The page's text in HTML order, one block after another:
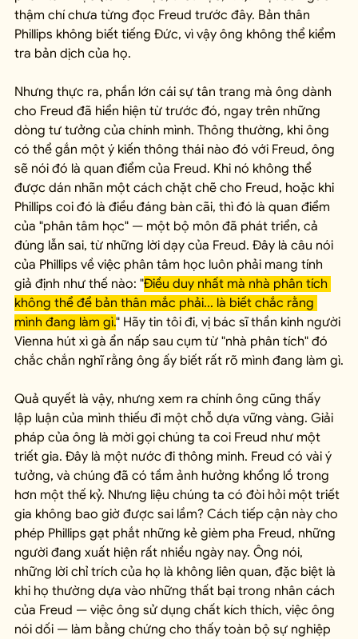
thậm chí chưa từng đọc Freud trước đây. Bản thân
Phillips không biết tiếng Đức, vì vậy ông không thể kiểm
tra bản dịch của họ.
Nhưng thực ra, phần lớn cái sự tân trang mà ông dành
cho Freud đã hiển hiện từ trước đó, ngay trên những
dòng tư tưởng của chính mình. Thông thường, khi ông
có thể gắn một ý kiến thông thái nào đó với Freud, ông
sẽ nói đó là quan điểm của Freud. Khi nó không thể
được dán nhãn một cách chặt chẽ cho Freud, hoặc khi
Phillips coi đó là điều đáng bàn cãi, thì đó là quan điểm
của "phân tâm học" — một bộ môn đã phát triển, cả
đúng lẫn sai, từ những lời dạy của Freud. Đây là câu nói
của Phillips về việc phân tâm học luôn phải mang tính
giả định như thế nào: "Điều duy nhất mà nhà phân tích
không thể để bản thân mắc phải... là biết chắc rằng
mình đang làm gì." Hãy tin tôi đi, vị bác sĩ thần kinh người
Vienna hút xì gà ẩn nấp sau cụm từ "nhà phân tích" đó
chắc chắn nghĩ rằng ông ấy biết rất rõ mình đang làm gì.
Quả quyết là vậy, nhưng xem ra chính ông cũng thấy
lập luận của mình thiếu đi một chỗ dựa vững vàng. Giải
pháp của ông là mời gọi chúng ta coi Freud như một
triết gia. Đây là một nước đi thông minh. Freud có vài ý
tưởng, và chúng đã có tầm ảnh hưởng khổng lồ trong
hơn một thế kỷ. Nhưng liệu chúng ta có đòi hỏi một triết
gia không bao giờ được sai lầm? Cách tiếp cận này cho
phép Phillips gạt phắt những kẻ gièm pha Freud, những
người đang xuất hiện rất nhiều ngày nay. Ông nói,
những lời chỉ trích của họ là không liên quan, đặc biệt là
khi họ thường dựa vào những thất bại trong nhân cách
của Freud — việc ông sử dụng chất kích thích, việc ông
nói dối — làm bằng chứng cho thấy toàn bộ sự nghiệp